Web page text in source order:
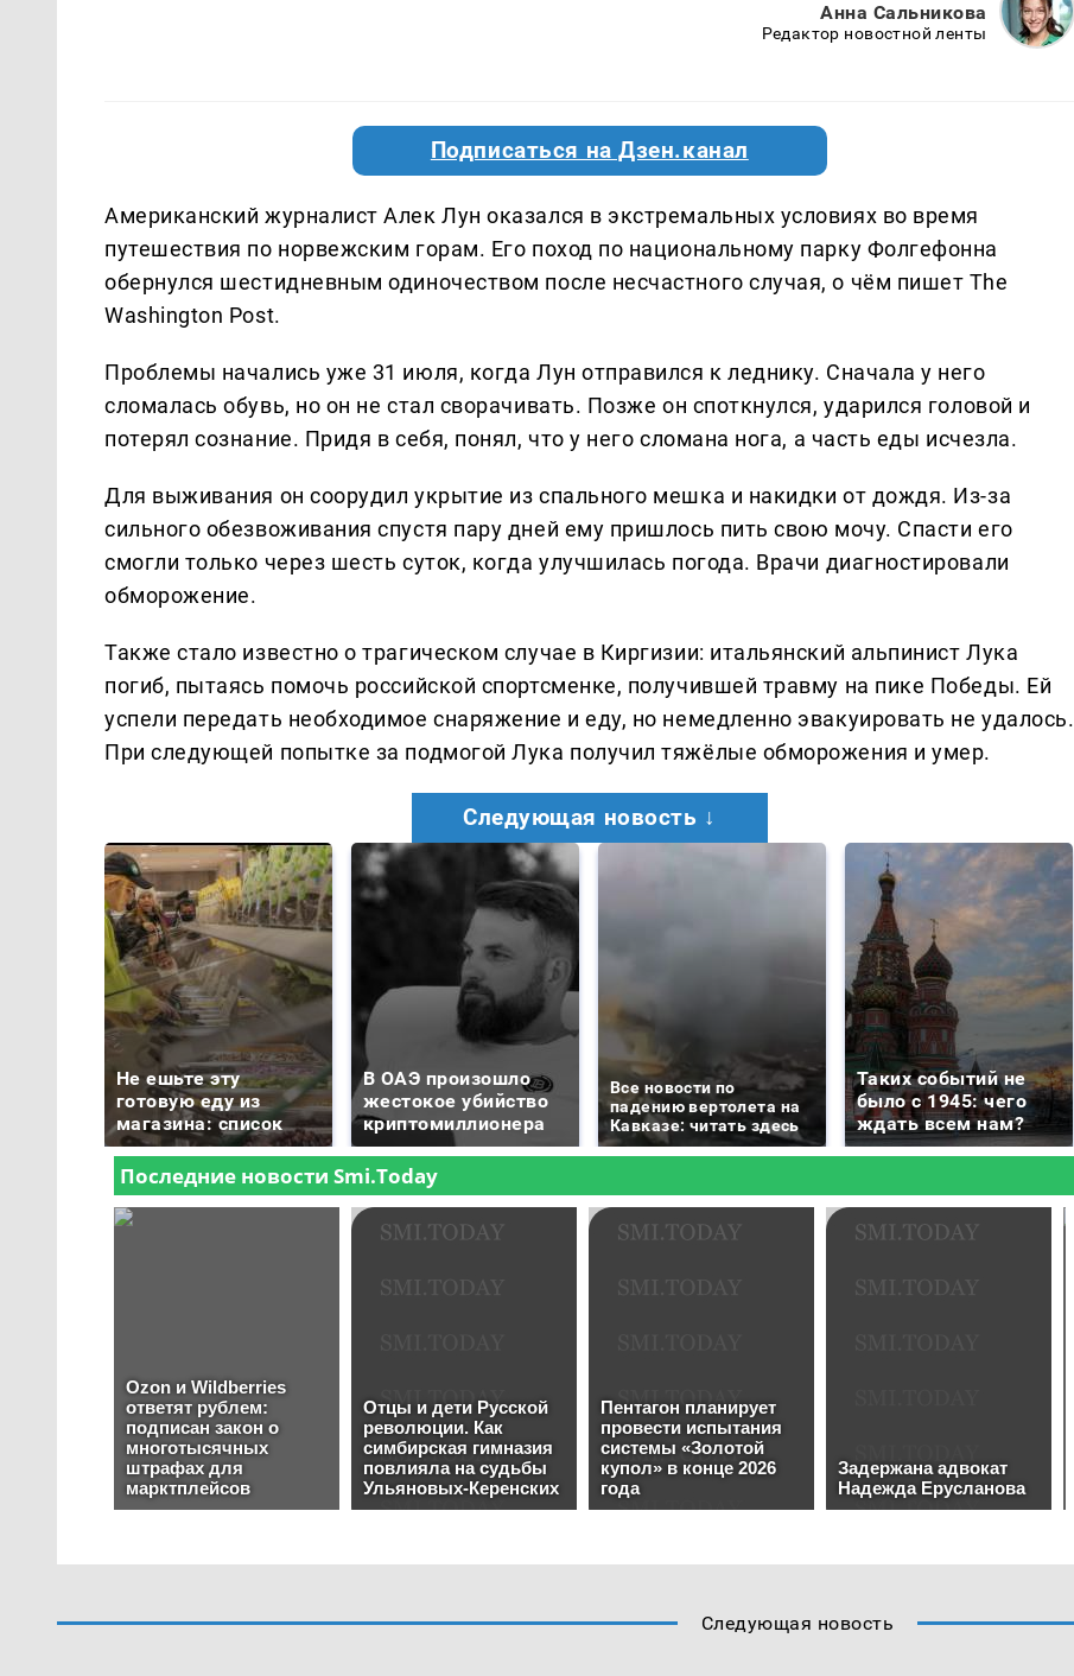
Анна Сальникова
Редактор новостной ленты
Подписаться на Дзен.канал
Американский журналист Алек Лун оказался в экстремальных условиях во время
путешествия по норвежским горам. Его поход по национальному парку Фолгефонна
обернулся шестидневным одиночеством после несчастного случая, о чём пишет The
Washington Post.
Проблемы начались уже 31 июля, когда Лун отправился к леднику. Сначала у него
сломалась обувь, но он не стал сворачивать. Позже он споткнулся, ударился головой и
потерял сознание. Придя в себя, понял, что у него сломана нога, а часть еды исчезла.
Для выживания он соорудил укрытие из спального мешка и накидки от дождя. Из-за
сильного обезвоживания спустя пару дней ему пришлось пить свою мочу. Спасти его
смогли только через шесть суток, когда улучшилась погода. Врачи диагностировали
обморожение.
Также стало известно о трагическом случае в Киргизии: итальянский альпинист Лука
погиб, пытаясь помочь российской спортсменке, получившей травму на пике Победы. Ей
успели передать необходимое снаряжение и еду, но немедленно эвакуировать не удалось.
При следующей попытке за подмогой Лука получил тяжёлые обморожения и умер.
Следующая новость ↓
Не ешьте эту
готовую еду из
магазина: список
В ОАЭ произошло
жестокое убийство
криптомиллионера
Все новости по
падению вертолета на
Кавказе: читать здесь
Таких событий не
было с 1945: чего
ждать всем нам?
Следующая новость